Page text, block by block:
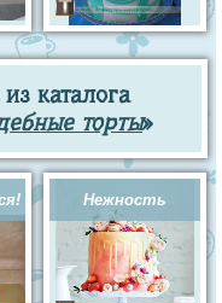
каталога
торты»
Нежность